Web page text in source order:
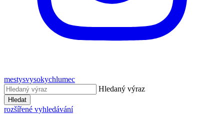
mestysvysokychlumec
Hledaný výraz
Hledat
rozšířené vyhledávání